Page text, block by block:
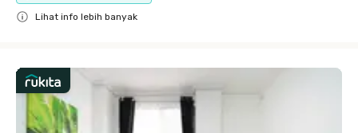
Lihat info lebih banyak